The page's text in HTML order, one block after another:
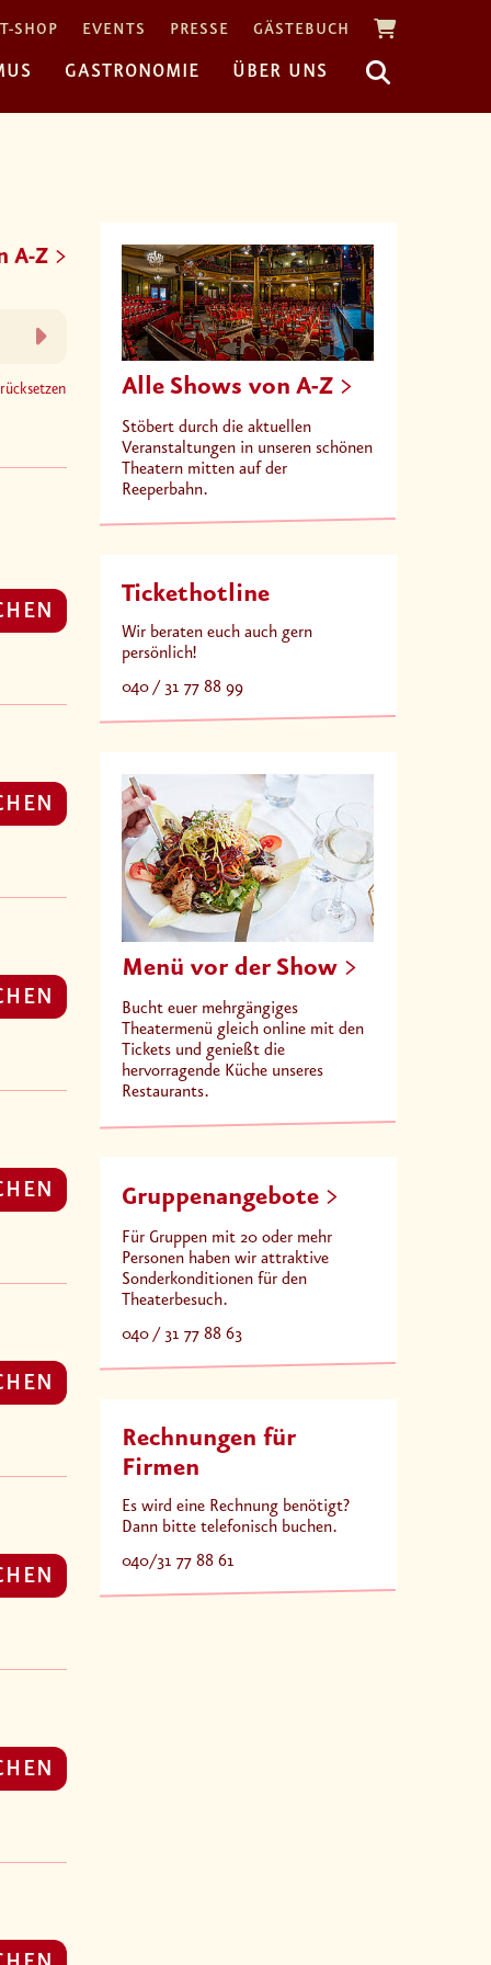
SHOP EVENTS PRESSE GÄSTEBUCH
GASTRONOMIE ÜBER UNS
A-Z
Alle Shows von A-Z
Stöbert durch die aktuellen
Veranstaltungen in unseren schönen
Theatern mitten auf der
Reeperbahn.
Tickethotline
Wir beraten euch auch gern
persönlich!
040 / 31 77 88 99
Menü vor der Show
Bucht euer mehrgängiges
Theatermenü gleich online mit den
Tickets und genießt die
hervorragende Küche unseres
Restaurants.
Gruppenangebote
Für Gruppen mit 20 oder mehr
Personen haben wir attraktive
Sonderkonditionen für den
Theaterbesuch.
040 / 31 77 88 63
Rechnungen für
Firmen
Es wird eine Rechnung benötigt?
Dann bitte telefonisch buchen.
040/31 77 88 61